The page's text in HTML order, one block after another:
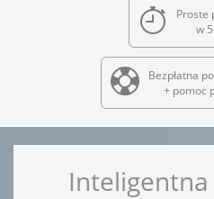
Proste
w
Bezpłatna
+ pomoc